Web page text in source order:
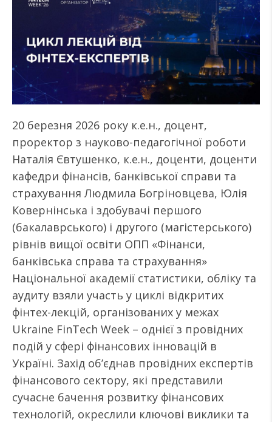
20 березня 2026 року к.е.н., доцент,
проректор з науково-педагогічної роботи
Наталія Євтушенко, к.е.н., доценти, доценти
кафедри фінансів, банківської справи та
страхування Людмила Богріновцева, Юлія
Ковернінська і здобувачі першого
(бакалаврського) і другого (магістерського)
рівнів вищої освіти ОПП «Фінанси,
банківська справа та страхування»
Національної академії статистики, обліку та
аудиту взяли участь у циклі відкритих
фінтех-лекцій, організованих у межах
Ukraine FinTech Week – однієї з провідних
подій у сфері фінансових інновацій в
Україні. Захід об’єднав провідних експертів
фінансового сектору, які представили
сучасне бачення розвитку фінансових
технологій, окреслили ключові виклики та